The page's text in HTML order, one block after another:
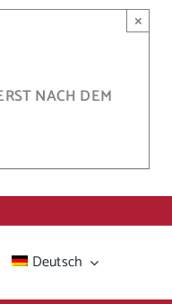
NACH DEM
×
Deutsch